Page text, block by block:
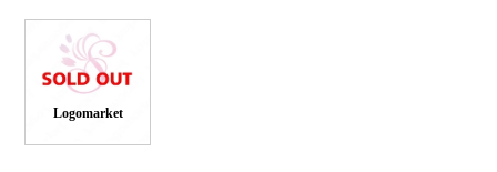
Logomarket